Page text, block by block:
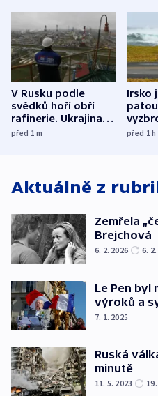
V Rusku podle
svědků hoří obří
rafinerie. Ukrajina
hlásí oběti
před 1m
Irsko
Francie
před 1h
Aktuálně z
Zemřela
Brejchová
6. 2. 2026 6.
Le Pen byl
výroků a
7. 1. 2025
Ruská
minutě
11. 5. 2023